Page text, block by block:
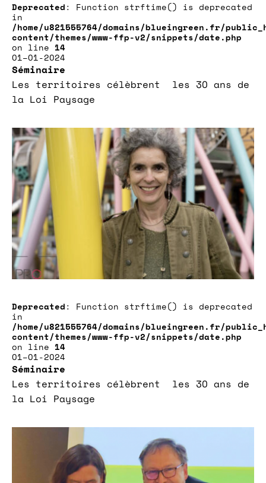
Deprecated: Function strftime() is deprecated
in
/home/u821555764/domains/blueingreen.fr/
content/themes/www-ffp-v2/snippets/date.php
on line 14
01–01-2024
Séminaire
Les territoires célèbrent les 30 ans de
la Loi Paysage
Deprecated: Function strftime() is deprecated
in
/home/u821555764/domains/blueingreen.fr/
content/themes/www-ffp-v2/snippets/date.php
on line 14
01–01-2024
Séminaire
Les territoires célèbrent les 30 ans de
la Loi Paysage